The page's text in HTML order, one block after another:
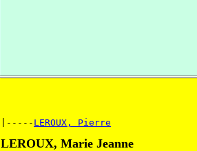
|----- LEROUX, Pierre
LEROUX, Marie Jeanne